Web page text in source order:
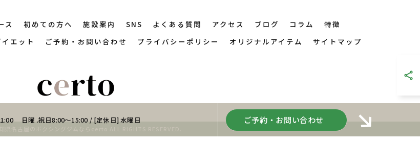
日曜 .祝日8:00～15:00 / [定休日] 水曜日 ご予約・お問い合わせ
ス 初めての方へ 施設案内 SNS よくある質問 アクセス ブログ コラム
特徴
イエット ご予約・お問い合わせ プライバシーポリシー オリジナルアイテム サイトマップ